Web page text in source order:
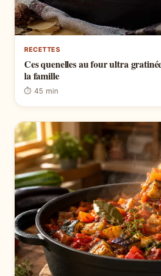
RECETTES
Ces quenelles au four ultra
la famille
⏱ 45 min